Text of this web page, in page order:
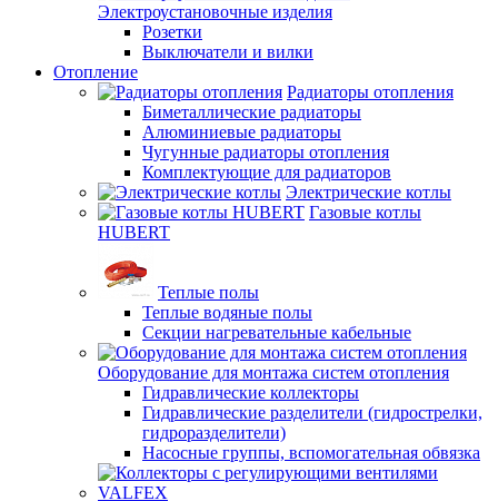
Электроустановочные изделия
Розетки
Выключатели и вилки
Отопление
Радиаторы отопления
Биметаллические радиаторы
Алюминиевые радиаторы
Чугунные радиаторы отопления
Комплектующие для радиаторов
Электрические котлы
Газовые котлы
HUBERT
Теплые полы
Теплые водяные полы
Секции нагревательные кабельные
Оборудование для монтажа систем отопления
Гидравлические коллекторы
Гидравлические разделители (гидрострелки,
гидроразделители)
Насосные группы, вспомогательная обвязка